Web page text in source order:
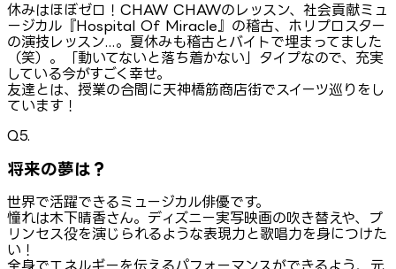
休みはほぼゼロ！CHAW CHAWのレッスン、社会貢献ミュ
ージカル『Hospital Of Miracle』の稽古、ホリプロスター
の演技レッスン...。夏休みも稽古とバイトで埋まってました
（笑）。「動いてないと落ち着かない」タイプなので、充実
している今がすごく幸せ。
友達とは、授業の合間に天神橋筋商店街でスイーツ巡りをし
ています！
Q5.
将来の夢は？
世界で活躍できるミュージカル俳優です。
憧れは木下晴香さん。ディズニー実写映画の吹き替えや、プ
リンセス役を演じられるような表現力と歌唱力を身につけた
い！
全身でエネルギーを伝えるパフォーマンスができるよう、元